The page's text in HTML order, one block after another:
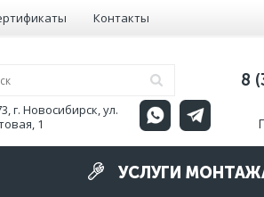
Контакты
г. Новосибирск, ул.
1
8
УСЛУГИ